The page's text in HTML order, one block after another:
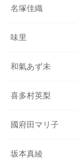
名塚佳織
味里
和氣あず未
喜多村英梨
國府田マリ子
坂本真綾